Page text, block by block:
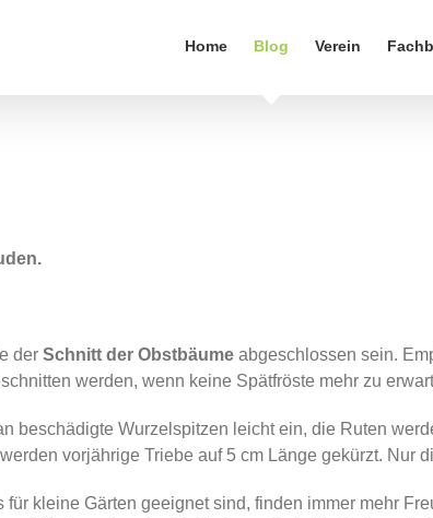
Home Blog Verein
der Schnitt der Obstbäume abgeschlossen sein.
werden, wenn keine Spätfröste mehr zu
beschädigte Wurzelspitzen leicht ein, die Ruten
vorjährige Triebe auf 5 cm Länge gekürzt. Nur
kleine Gärten geeignet sind, finden immer mehr